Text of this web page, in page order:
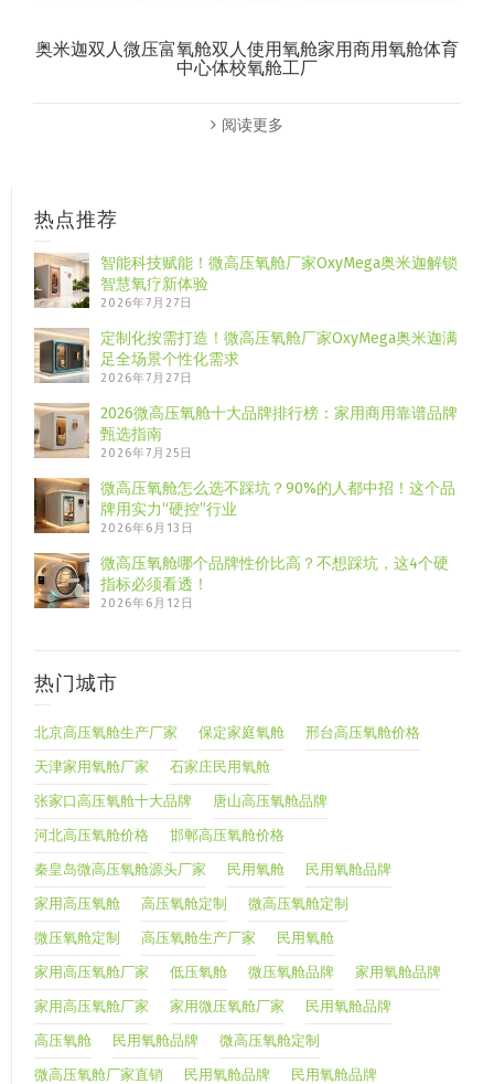
奥米迦双人微压富氧舱双人使用氧舱家用商用氧舱体育
中心体校氧舱工厂
阅读更多
热点推荐
智能科技赋能！微高压氧舱厂家OxyMega奥米迦解锁
智慧氧疗新体验
2026年7月27日
定制化按需打造！微高压氧舱厂家OxyMega奥米迦满
足全场景个性化需求
2026年7月27日
2026微高压氧舱十大品牌排行榜：家用商用靠谱品牌
甄选指南
2026年7月25日
微高压氧舱怎么选不踩坑？90%的人都中招！这个品
牌用实力“硬控”行业
2026年6月13日
微高压氧舱哪个品牌性价比高？不想踩坑，这4个硬
指标必须看透！
2026年6月12日
热门城市
北京高压氧舱生产厂家 保定家庭氧舱 邢台高压氧舱价格
天津家用氧舱厂家 石家庄民用氧舱
张家口高压氧舱十大品牌 唐山高压氧舱品牌
河北高压氧舱价格 邯郸高压氧舱价格
秦皇岛微高压氧舱源头厂家 民用氧舱 民用氧舱品牌
家用高压氧舱 高压氧舱定制 微高压氧舱定制
微压氧舱定制 高压氧舱生产厂家 民用氧舱
家用高压氧舱厂家 低压氧舱 微压氧舱品牌 家用氧舱品牌
家用高压氧舱厂家 家用微压氧舱厂家 民用氧舱品牌
高压氧舱 民用氧舱品牌 微高压氧舱定制
微高压氧舱厂家直销 民用氧舱品牌 民用氧舱品牌